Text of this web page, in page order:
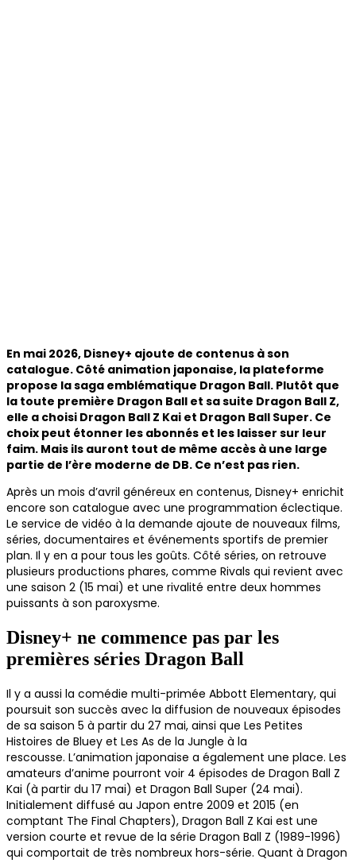
En mai 2026, Disney+ ajoute de contenus à son
catalogue. Côté animation japonaise, la plateforme
propose la saga emblématique Dragon Ball. Plutôt que
la toute première Dragon Ball et sa suite Dragon Ball Z,
elle a choisi Dragon Ball Z Kai et Dragon Ball Super. Ce
choix peut étonner les abonnés et les laisser sur leur
faim. Mais ils auront tout de même accès à une large
partie de l’ère moderne de DB. Ce n’est pas rien.
Après un mois d’avril généreux en contenus, Disney+ enrichit
encore son catalogue avec une programmation éclectique.
Le service de vidéo à la demande ajoute de nouveaux films,
séries, documentaires et événements sportifs de premier
plan. Il y en a pour tous les goûts. Côté séries, on retrouve
plusieurs productions phares, comme Rivals qui revient avec
une saison 2 (15 mai) et une rivalité entre deux hommes
puissants à son paroxysme.
Disney+ ne commence pas par les
premières séries Dragon Ball
Il y a aussi la comédie multi-primée Abbott Elementary, qui
poursuit son succès avec la diffusion de nouveaux épisodes
de sa saison 5 à partir du 27 mai, ainsi que Les Petites
Histoires de Bluey et Les As de la Jungle à la
rescousse. L’animation japonaise a également une place. Les
amateurs d’anime pourront voir 4 épisodes de Dragon Ball Z
Kai (à partir du 17 mai) et Dragon Ball Super (24 mai).
Initialement diffusé au Japon entre 2009 et 2015 (en
comptant The Final Chapters), Dragon Ball Z Kai est une
version courte et revue de la série Dragon Ball Z (1989-1996)
qui comportait de très nombreux hors-série. Quant à Dragon